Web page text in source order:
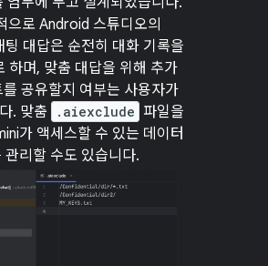
으로 Android 스튜디오의
팅 대답은 순전히 대화 기록을
하며, 맞춤 대답을 위해 추가
를 공유할지 여부는 사용자가
. 맞춤
.aiexclude 파일을
가 액세스할 수 있는 데이터
관리할 수도 있습니다.